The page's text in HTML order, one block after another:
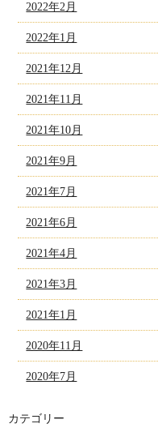
2022年2月
2022年1月
2021年12月
2021年11月
2021年10月
2021年9月
2021年7月
2021年6月
2021年4月
2021年3月
2021年1月
2020年11月
2020年7月
カテゴリー